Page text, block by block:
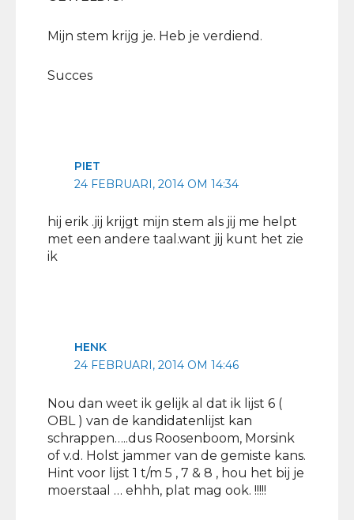
Mijn stem krijg je. Heb je verdiend.
Succes
PIET
24 FEBRUARI, 2014 OM 14:34
hij erik .jij krijgt mijn stem als jij me helpt
met een andere taal.want jij kunt het zie
ik
HENK
24 FEBRUARI, 2014 OM 14:46
Nou dan weet ik gelijk al dat ik lijst 6 (
OBL ) van de kandidatenlijst kan
schrappen…..dus Roosenboom, Morsink
of v.d. Holst jammer van de gemiste kans.
Hint voor lijst 1 t/m 5 , 7 & 8 , hou het bij je
moerstaal … ehhh, plat mag ook. !!!!!